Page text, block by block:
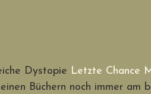
Dystopie Letzte Chance
Büchern noch immer am